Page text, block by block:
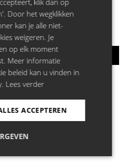
THOREN
klik dan op
Door het wegklikken
kan je alle niet-
weigeren. Je
op elk moment
Meer informatie
beleid kan u vinden in
Lees verder
ACCEPTEREN